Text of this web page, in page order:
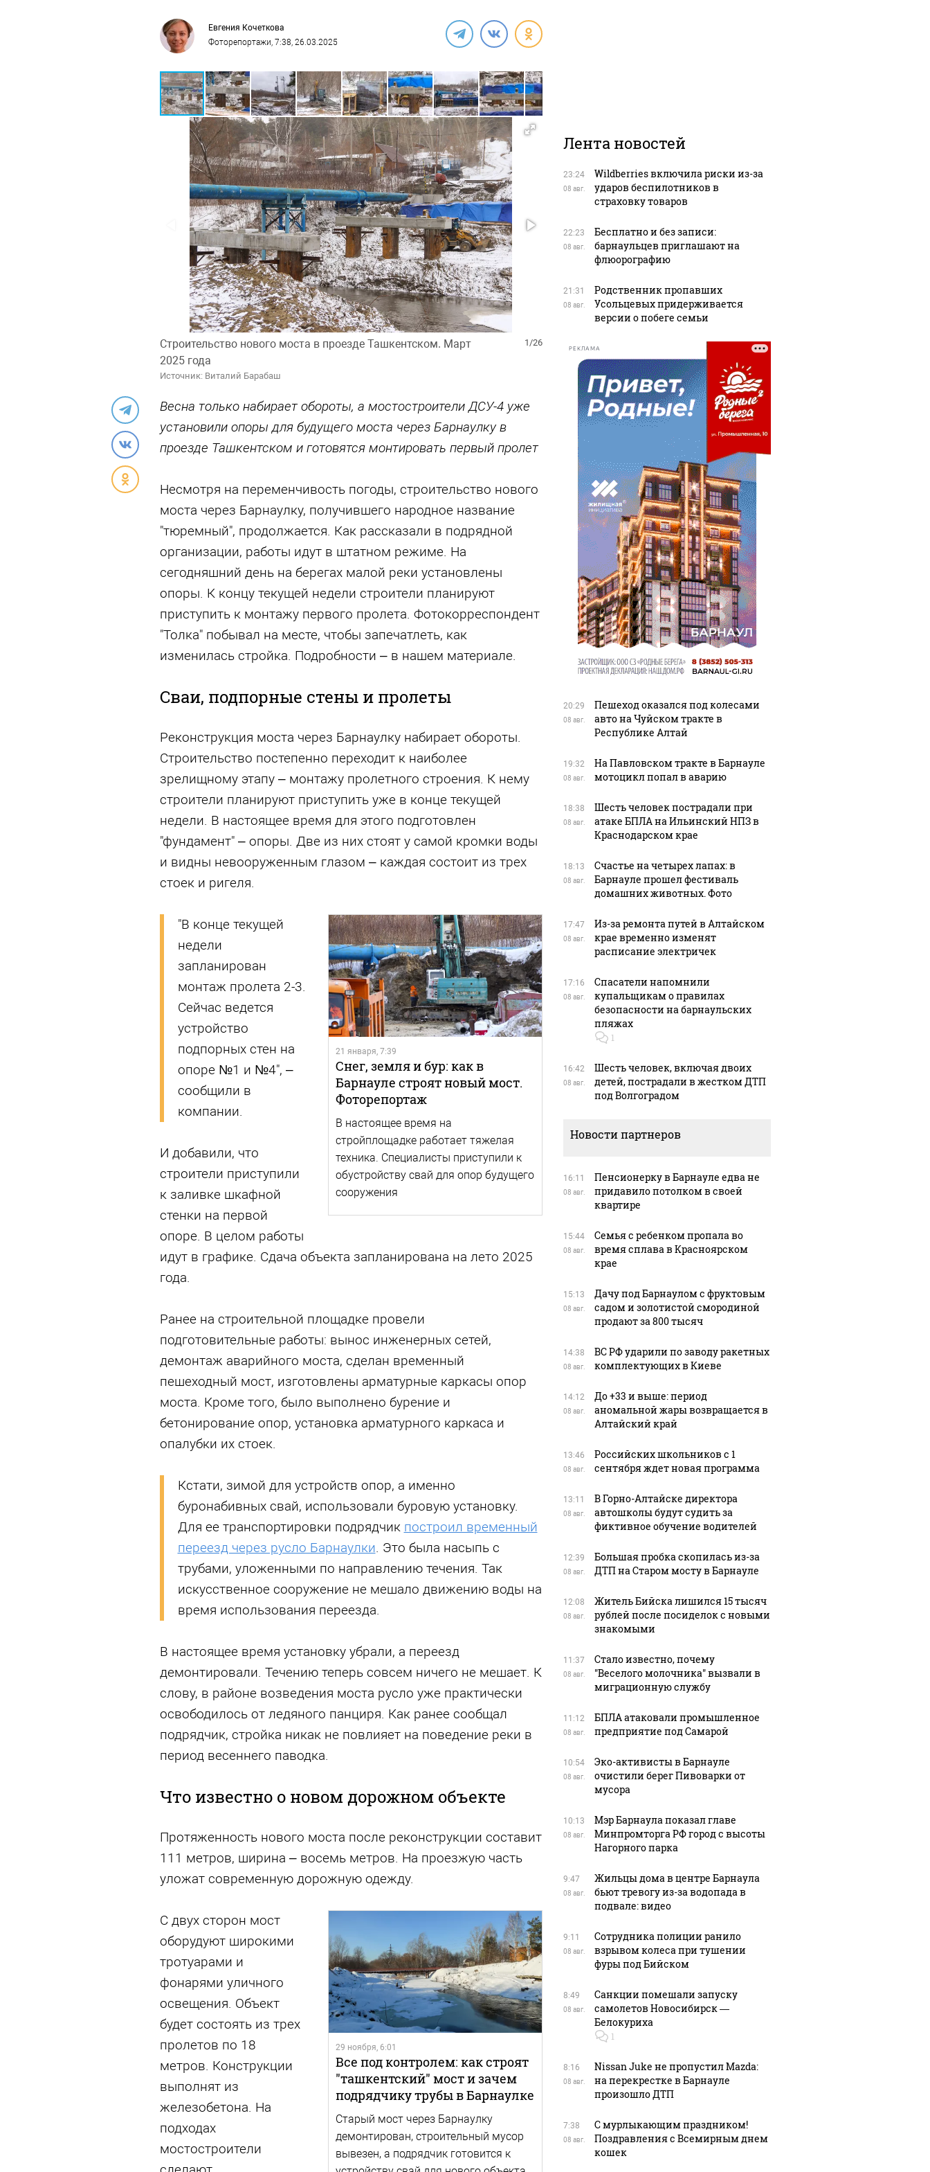
Евгения Кочеткова
Фоторепортажи, 7:38, 26.03.2025
1/26
Строительство нового моста в проезде Ташкентском. Март
2025 года
Источник: Виталий Барабаш
Весна только набирает обороты, а мостостроители ДСУ-4 уже
установили опоры для будущего моста через Барнаулку в
проезде Ташкентском и готовятся монтировать первый пролет
Несмотря на переменчивость погоды, строительство нового
моста через Барнаулку, получившего народное название
"тюремный", продолжается. Как рассказали в подрядной
организации, работы идут в штатном режиме. На
сегодняшний день на берегах малой реки установлены
опоры. К концу текущей недели строители планируют
приступить к монтажу первого пролета. Фотокорреспондент
"Толка" побывал на месте, чтобы запечатлеть, как
изменилась стройка. Подробности – в нашем материале.
Сваи, подпорные стены и пролеты
Реконструкция моста через Барнаулку набирает обороты.
Строительство постепенно переходит к наиболее
зрелищному этапу – монтажу пролетного строения. К нему
строители планируют приступить уже в конце текущей
недели. В настоящее время для этого подготовлен
"фундамент" – опоры. Две из них стоят у самой кромки воды
и видны невооруженным глазом – каждая состоит из трех
стоек и ригеля.
21 января, 7:39
Снег, земля и бур: как в
Барнауле строят новый мост.
Фоторепортаж
В настоящее время на
стройплощадке работает тяжелая
техника. Специалисты приступили к
обустройству свай для опор будущего
сооружения
"В конце текущей
недели
запланирован
монтаж пролета 2-3.
Сейчас ведется
устройство
подпорных стен на
опоре №1 и №4", –
сообщили в
компании.
И добавили, что
строители приступили
к заливке шкафной
стенки на первой
опоре. В целом работы
идут в графике. Сдача объекта запланирована на лето 2025
года.
Ранее на строительной площадке провели
подготовительные работы: вынос инженерных сетей,
демонтаж аварийного моста, сделан временный
пешеходный мост, изготовлены арматурные каркасы опор
моста. Кроме того, было выполнено бурение и
бетонирование опор, установка арматурного каркаса и
опалубки их стоек.
Кстати, зимой для устройств опор, а именно
буронабивных свай, использовали буровую установку.
Для ее транспортировки подрядчик построил временный
переезд через русло Барнаулки. Это была насыпь с
трубами, уложенными по направлению течения. Так
искусственное сооружение не мешало движению воды на
время использования переезда.
В настоящее время установку убрали, а переезд
демонтировали. Течению теперь совсем ничего не мешает. К
слову, в районе возведения моста русло уже практически
освободилось от ледяного панциря. Как ранее сообщал
подрядчик, стройка никак не повлияет на поведение реки в
период весеннего паводка.
Что известно о новом дорожном объекте
Протяженность нового моста после реконструкции составит
111 метров, ширина – восемь метров. На проезжую часть
уложат современную дорожную одежду.
29 ноября, 6:01
Все под контролем: как строят
"ташкентский" мост и зачем
подрядчику трубы в Барнаулке
Старый мост через Барнаулку
демонтирован, строительный мусор
вывезен, а подрядчик готовится к
С двух сторон мост
оборудуют широкими
тротуарами и
фонарями уличного
освещения. Объект
будет состоять из трех
пролетов по 18
метров. Конструкции
выполнят из
железобетона. На
подходах
мостостроители
Лента новостей
23:24
08 авг.
Wildberries включила риски из-за
ударов беспилотников в
страховку товаров
22:23
08 авг.
Бесплатно и без записи:
барнаульцев приглашают на
флюорографию
21:31
08 авг.
Родственник пропавших
Усольцевых придерживается
версии о побеге семьи
РЕКЛАМА
20:29
08 авг.
Пешеход оказался под колесами
авто на Чуйском тракте в
Республике Алтай
19:32
08 авг.
На Павловском тракте в Барнауле
мотоцикл попал в аварию
18:38
08 авг.
Шесть человек пострадали при
атаке БПЛА на Ильинский НПЗ в
Краснодарском крае
18:13
08 авг.
Счастье на четырех лапах: в
Барнауле прошел фестиваль
домашних животных. Фото
17:47
08 авг.
Из-за ремонта путей в Алтайском
крае временно изменят
расписание электричек
17:16
08 авг.
Спасатели напомнили
купальщикам о правилах
безопасности на барнаульских
пляжах
1
16:42
08 авг.
Шесть человек, включая двоих
детей, пострадали в жестком ДТП
под Волгоградом
Новости партнеров
16:11
08 авг.
Пенсионерку в Барнауле едва не
придавило потолком в своей
квартире
15:44
08 авг.
Семья с ребенком пропала во
время сплава в Красноярском
крае
15:13
08 авг.
Дачу под Барнаулом с фруктовым
садом и золотистой смородиной
продают за 800 тысяч
14:38
08 авг.
ВС РФ ударили по заводу ракетных
комплектующих в Киеве
14:12
08 авг.
До +33 и выше: период
аномальной жары возвращается в
Алтайский край
13:46
08 авг.
Российских школьников с 1
сентября ждет новая программа
13:11
08 авг.
В Горно-Алтайске директора
автошколы будут судить за
фиктивное обучение водителей
12:39
08 авг.
Большая пробка скопилась из-за
ДТП на Старом мосту в Барнауле
12:08
08 авг.
Житель Бийска лишился 15 тысяч
рублей после посиделок с новыми
знакомыми
11:37
08 авг.
Стало известно, почему
"Веселого молочника" вызвали в
миграционную службу
11:12
08 авг.
БПЛА атаковали промышленное
предприятие под Самарой
10:54
08 авг.
Эко-активисты в Барнауле
очистили берег Пивоварки от
мусора
10:13
08 авг.
Мэр Барнаула показал главе
Минпромторга РФ город с высоты
Нагорного парка
9:47
08 авг.
Жильцы дома в центре Барнаула
бьют тревогу из-за водопада в
подвале: видео
9:11
08 авг.
Сотрудника полиции ранило
взрывом колеса при тушении
фуры под Бийском
8:49
08 авг.
Санкции помешали запуску
самолетов Новосибирск —
Белокуриха
1
8:16
08 авг.
Nissan Juke не пропустил Mazda:
на перекрестке в Барнауле
произошло ДТП
7:38
08 авг.
С мурлыкающим праздником!
Поздравления с Всемирным днем
кошек